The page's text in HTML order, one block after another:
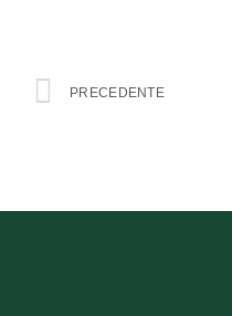
PRECEDENTE